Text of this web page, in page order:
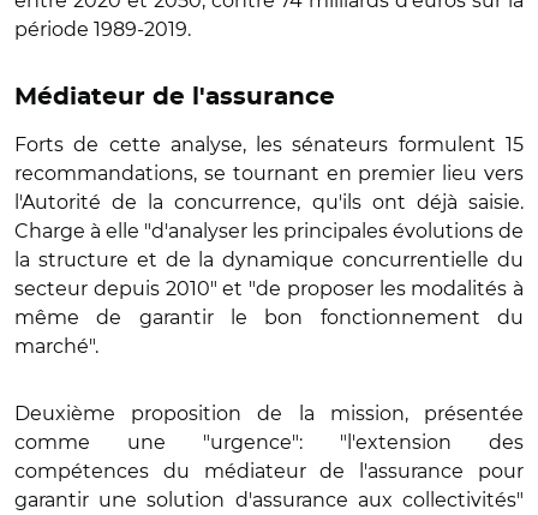
période 1989-2019.
Médiateur de l'assurance
Forts de cette analyse, les sénateurs formulent 15
recommandations, se tournant en premier lieu vers
l'Autorité de la concurrence, qu'ils ont déjà saisie.
Charge à elle "d'analyser les principales évolutions de
la structure et de la dynamique concurrentielle du
secteur depuis 2010" et "de proposer les modalités à
même de garantir le bon fonctionnement du
marché".
Deuxième proposition de la mission, présentée
comme une "urgence": "l'extension des
compétences du médiateur de l'assurance pour
garantir une solution d'assurance aux collectivités"